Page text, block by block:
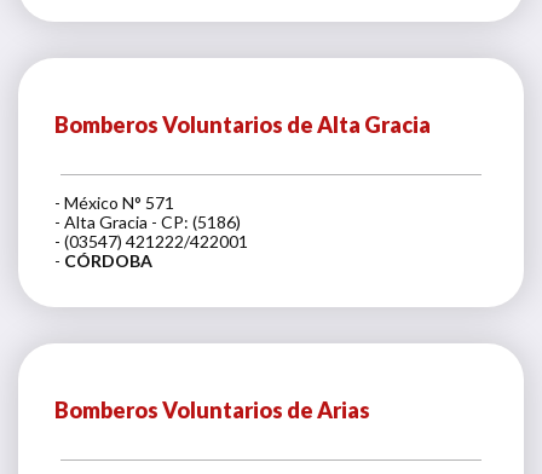
Bomberos Voluntarios de Alta Gracia
- México N° 571
- Alta Gracia - CP: (5186)
- (03547) 421222/422001
- CÓRDOBA
Bomberos Voluntarios de Arias